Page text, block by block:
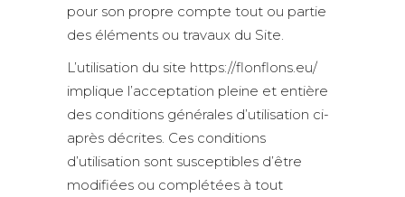
pour son propre compte tout ou partie
des éléments ou travaux du Site.
L’utilisation du site https://flonflons.eu/
implique l’acceptation pleine et entière
des conditions générales d’utilisation ci-
après décrites. Ces conditions
d’utilisation sont susceptibles d’être
modifiées ou complétées à tout